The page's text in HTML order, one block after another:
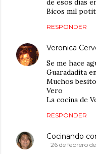
de esos dias
Bicos mil
RESPONDER
Veronica
Se me hace
Guaradadita
Muchos
Vero
La cocina de
RESPONDER
Cocinando
26 de febrero